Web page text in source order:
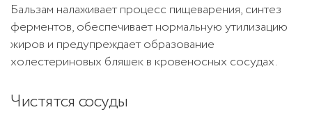
Бальзам налаживает процесс пищеварения, синтез
ферментов, обеспечивает нормальную утилизацию
жиров и предупреждает образование
холестериновых бляшек в кровеносных сосудах.
Чистятся сосуды